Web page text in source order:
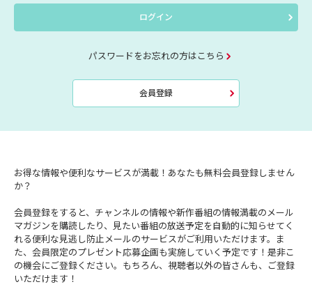
ログイン
パスワードをお忘れの方はこちら
会員登録
お得な情報や便利なサービスが満載！あなたも無料会員登録しません
か？
会員登録をすると、チャンネルの情報や新作番組の情報満載のメール
マガジンを購読したり、見たい番組の放送予定を自動的に知らせてく
れる便利な見逃し防止メールのサービスがご利用いただけます。ま
た、会員限定のプレゼント応募企画も実施していく予定です！是非こ
の機会にご登録ください。もちろん、視聴者以外の皆さんも、ご登録
いただけます！